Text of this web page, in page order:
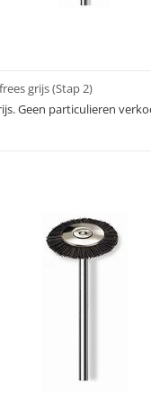
grijs (Stap 2)
Geen particulieren